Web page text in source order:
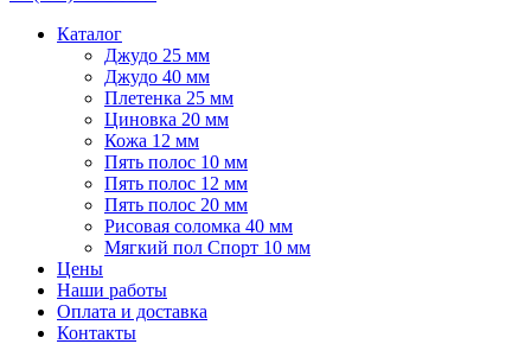
Каталог
Джудо 25 мм
Джудо 40 мм
Плетенка 25 мм
Циновка 20 мм
Кожа 12 мм
Пять полос 10 мм
Пять полос 12 мм
Пять полос 20 мм
Рисовая соломка 40 мм
Мягкий пол Спорт 10 мм
Цены
Наши работы
Оплата и доставка
Контакты